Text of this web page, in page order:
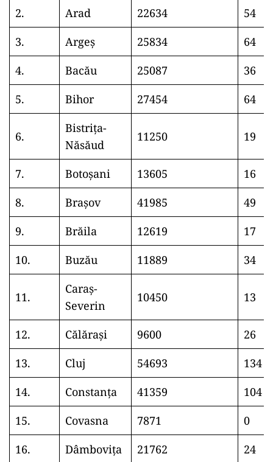
2.
Arad 22634
54
3.
Argeș 25834
64
4.
Bacău 25087
36
5.
Bihor 27454 64
6.
Bistrița-
Năsăud
11250 19
7. Botoșani 13605
16
8.
Brașov 41985
49
9.
Brăila 12619
17
10.
Buzău 11889 34
11.
Caraș-
Severin
10450 13
12. Călărași 9600
26
13.
Cluj 54693
134
14.
Constanța 41359
104
15.
Covasna 7871
0
16.
Dâmbovița 21762
24